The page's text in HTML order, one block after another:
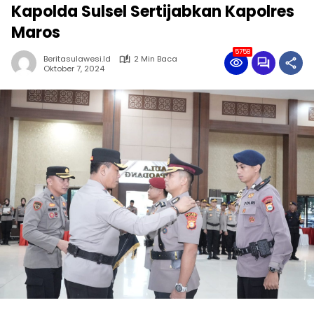
Kapolda Sulsel Sertijabkan Kapolres
Maros
Beritasulawesi.id
2 Min Baca
Oktober 7, 2024
5758